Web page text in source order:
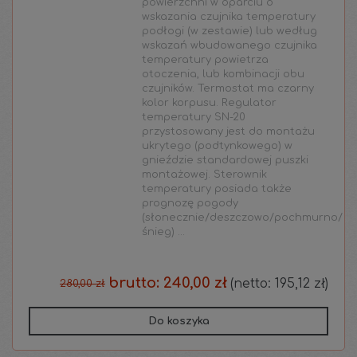
powierzchni w oparciu o
wskazania czujnika temperatury
podłogi (w zestawie) lub według
wskazań wbudowanego czujnika
temperatury powietrza
otoczenia, lub kombinacji obu
czujników. Termostat ma czarny
kolor korpusu. Regulator
temperatury SN-20
przystosowany jest do montażu
ukrytego (podtynkowego) w
gnieździe standardowej puszki
montażowej. Sterownik
temperatury posiada także
prognozę pogody
(słonecznie/deszczowo/pochmurno/
śnieg) ...
280,00 zł brutto: 240,00 zł (netto: 195,12 zł)
Do koszyka